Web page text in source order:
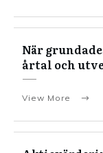
När
årtal och
View More